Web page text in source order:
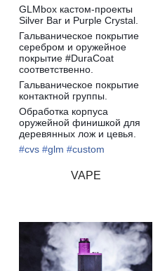
GLMbox кастом-проекты
Silver Bar и Purple Crystal.
Гальваническое покрытие
серебром и оружейное
покрытие #DuraCoat
соответственно.
Гальваническое покрытие
контактной группы.
Обработка корпуса
оружейной финишкой для
деревянных лож и цевья.
#cvs #glm #custom
VAPE